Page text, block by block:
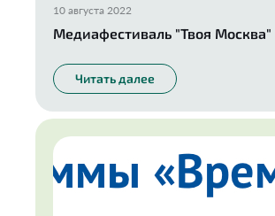
10 августа 2022
Медиафестиваль "Твоя Москва"
Читать далее